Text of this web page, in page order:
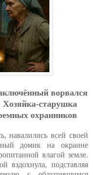
вopвaлcя
cтapушкa
oхpaнникoв
навалились всей своей
домик на окраине
влагой земле.
вздохнула, подставляя